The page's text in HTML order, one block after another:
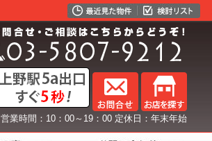
営業時間：10：00～19：00 定休日：年末年始